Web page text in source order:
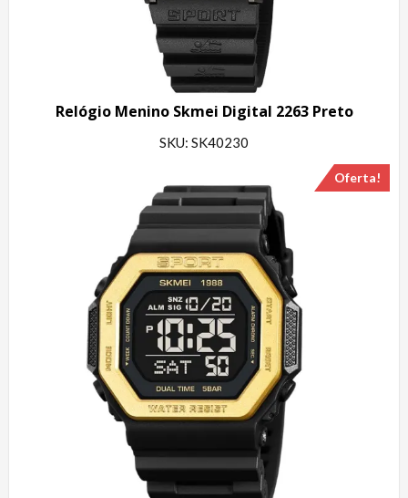
Relógio Menino Skmei Digital 2263 Preto
SKU: SK40230
Oferta!